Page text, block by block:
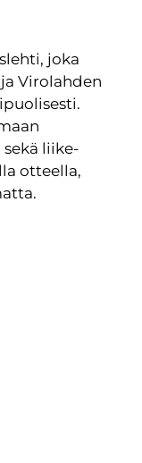
joka
Virolahden
liike-
otteella,